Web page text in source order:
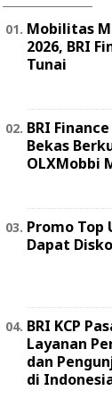
Mobilitas
2026, BRI
Tunai
BRI
Bekas
OLXMobbi
Promo Top
Dapat
BRI KCP
Layanan
dan
di